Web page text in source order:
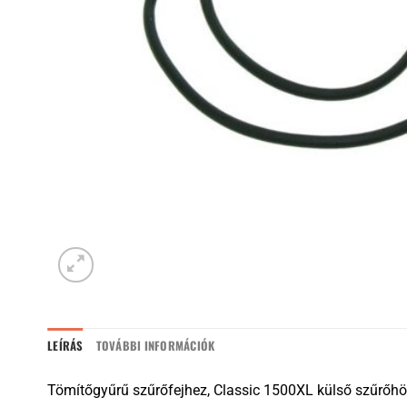
LEÍRÁS TOVÁBBI INFORMÁCIÓK
​Tömítőgyűrű szűrőfejhez, Classic 1500XL külső